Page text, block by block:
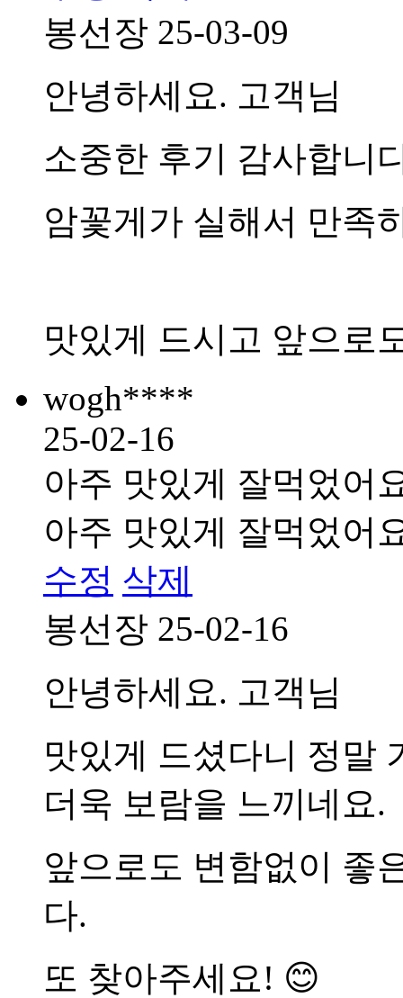
봉선장 25-03-09
안녕하세요. 고객님
소중한 후기 감사합니
암꽃게가 실해서 만족
맛있게 드시고 앞으로
wogh****
25-02-16
아주 맛있게 잘먹었어
아주 맛있게 잘먹었어
수정 삭제
봉선장 25-02-16
안녕하세요. 고객님
맛있게 드셨다니 정말
더욱 보람을 느끼네요.
앞으로도 변함없이 좋
다.
또 찾아주세요! 😊